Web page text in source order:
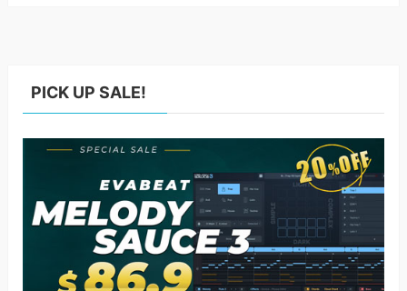
PICK UP SALE!